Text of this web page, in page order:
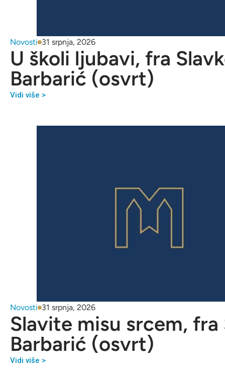
Novosti 31 srpnja, 2026
U školi ljubavi, fra
Barbarić (osvrt)
Vidi više >
Novosti 31 srpnja, 2026
Slavite misu srcem, fra
Barbarić (osvrt)
Vidi više >